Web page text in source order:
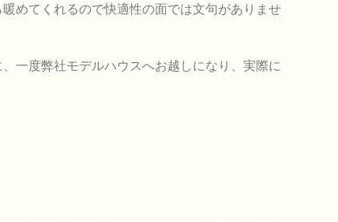
めてくれるので快適性の面では文句がありませ
一度弊社モデルハウスへお越しになり、実際に